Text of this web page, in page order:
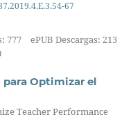
67
777
ePUB Descargas: 213
para Optimizar el
Teacher Performance